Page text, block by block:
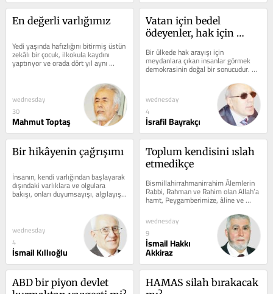
En değerli varlığımız
Yedi yaşında hafızlığını bitirmiş üstün
zekâlı bir çocuk, ilkokula kaydını
yaptırıyor ve orada dört yıl aynı
sınıfta beklemek...
wednesday
30
Mahmut Toptaş
Vatan için bedel
ödeyenler, hak için
Bir ülkede hak arayışı için
meydanlara çıkan insanlar görmek
demokrasinin doğal bir sonucudur.
Ancak o meydanlarda şehit
wednesday
4
İsrafil Bayrakçı
Bir hikâyenin çağrışımı
İnsanın, kendi varlığından başlayarak
dışındaki varlıklara ve olgulara
bakışı, onları duyumsayışı, algılayışı,
kavrayışı,...
wednesday
4
İsmail Kıllıoğlu
Toplum kendisini ıslah
etmedikçe
Bismillahirrahmanirrahim Âlemlerin
Rabbi, Rahman ve Rahim olan Allah’a
hamt, Peygamberimize, âline ve
sahabelerine salât ve selam ederiz....
wednesday
9
İsmail Hakkı
Akkiraz
ABD bir piyon devlet
HAMAS silah bırakacak